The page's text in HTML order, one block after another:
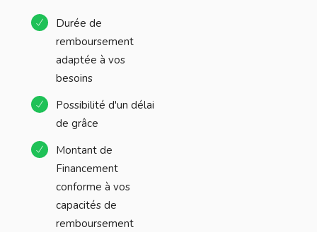
Durée de
remboursement
adaptée à vos
besoins
Possibilité d'un délai
de grâce
Montant de
Financement
conforme à vos
capacités de
remboursement